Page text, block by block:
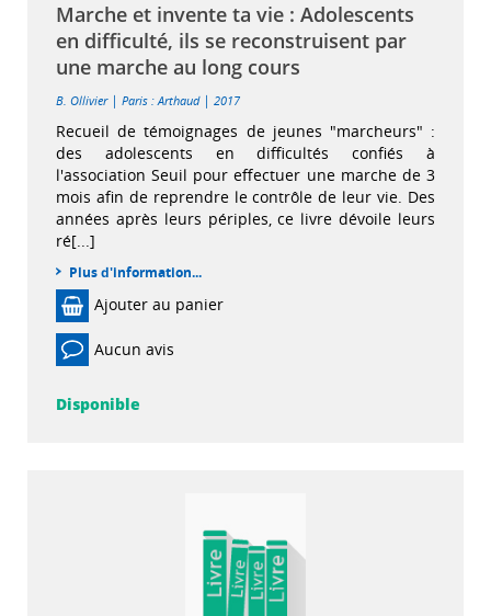
Marche et invente ta vie : Adolescents
en difficulté, ils se reconstruisent par
une marche au long cours
B. Ollivier | Paris : Arthaud| 2017
Recueil de témoignages de jeunes "marcheurs" :
des adolescents en difficultés confiés à
l'association Seuil pour effectuer une marche de 3
mois afin de reprendre le contrôle de leur vie. Des
années après leurs périples, ce livre dévoile leurs
ré[...]
Plus d'information...
Ajouter au panier
Aucun avis
Disponible